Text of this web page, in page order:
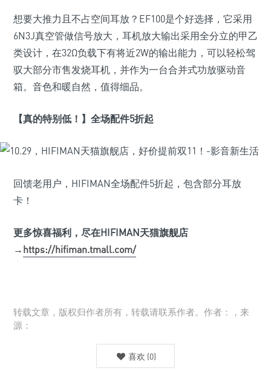
想要大推力且不占空间耳放？EF100是个好选择，它采用
6N3J真空管做信号放大，耳机放大输出采用全分立的甲乙
类设计，在32Ω负载下有将近2W的输出能力，可以轻松驾
驭大部分市售发烧耳机，并作为一台合并式功放驱动音
箱。音色和暖自然，值得细品。
【真的特别低！】全场配件5折起
回馈老用户，HIFIMAN全场配件5折起，包含部分耳放
卡！
更多惊喜福利，尽在HIFIMAN天猫旗舰店
→ https://hifiman.tmall.com/
转载文章，版权归作者所有，转载请联系作者。作者：，来
源：
喜欢 (0)